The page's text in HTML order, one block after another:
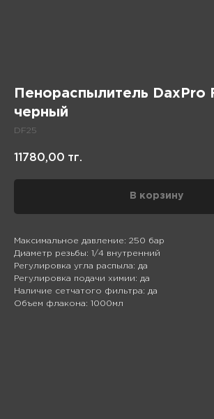
Пенораспылитель DaxPro
черный
DF25
11780,00 тг.
В корзину
Максимальное давление: 250 бар
Диаметр резьбы: 1/4 внутренний
Регулировка угла распыла: да
Регулировка подачи химии: да
Наличие сетчатого фильтра: да
Объем флакона: 1000мл